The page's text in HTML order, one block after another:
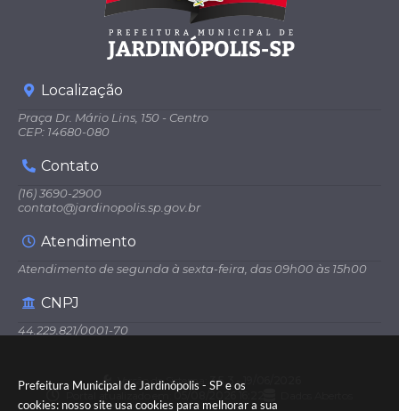
Prefeitura Municipal de Jardinópolis - SP e os
cookies: nosso site usa cookies para melhorar a sua
Localização
Praça Dr. Mário Lins, 150 - Centro
CEP: 14680-080
Contato
(16) 3690-2900
contato@jardinopolis.sp.gov.br
Atendimento
Atendimento de segunda à sexta-feira, das 09h00 às 15h00
CNPJ
44.229.821/0001-70
Versão do Sistema: 3.5.3 - 19/06/2026
Portal atualizado em:
05/08/2026 16:22